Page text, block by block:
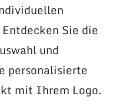
Sie die
und
personalisierte
mit Ihrem Logo.